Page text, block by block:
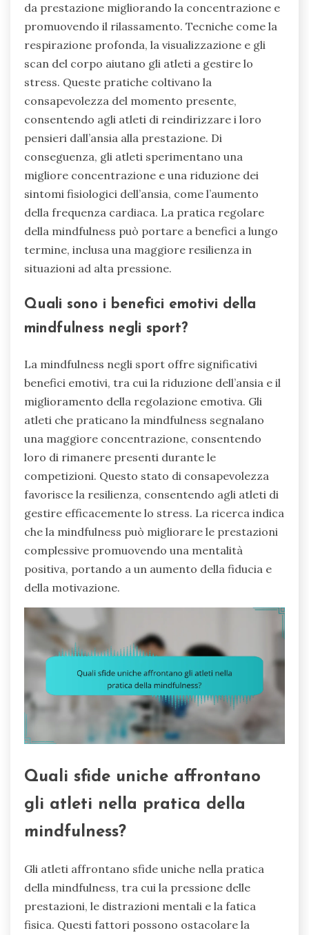
da prestazione migliorando la concentrazione e
promuovendo il rilassamento. Tecniche come la
respirazione profonda, la visualizzazione e gli
scan del corpo aiutano gli atleti a gestire lo
stress. Queste pratiche coltivano la
consapevolezza del momento presente,
consentendo agli atleti di reindirizzare i loro
pensieri dall’ansia alla prestazione. Di
conseguenza, gli atleti sperimentano una
migliore concentrazione e una riduzione dei
sintomi fisiologici dell’ansia, come l’aumento
della frequenza cardiaca. La pratica regolare
della mindfulness può portare a benefici a lungo
termine, inclusa una maggiore resilienza in
situazioni ad alta pressione.
Quali sono i benefici emotivi della
mindfulness negli sport?
La mindfulness negli sport offre significativi
benefici emotivi, tra cui la riduzione dell’ansia e il
miglioramento della regolazione emotiva. Gli
atleti che praticano la mindfulness segnalano
una maggiore concentrazione, consentendo
loro di rimanere presenti durante le
competizioni. Questo stato di consapevolezza
favorisce la resilienza, consentendo agli atleti di
gestire efficacemente lo stress. La ricerca indica
che la mindfulness può migliorare le prestazioni
complessive promuovendo una mentalità
positiva, portando a un aumento della fiducia e
della motivazione.
Quali sfide uniche affrontano
gli atleti nella pratica della
mindfulness?
Gli atleti affrontano sfide uniche nella pratica
della mindfulness, tra cui la pressione delle
prestazioni, le distrazioni mentali e la fatica
fisica. Questi fattori possono ostacolare la